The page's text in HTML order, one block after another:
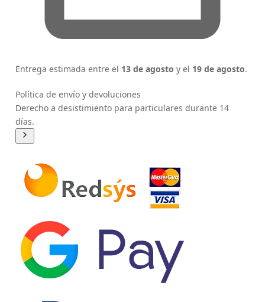
Entrega estimada entre el 13 de agosto y el 19 de agosto.
Política de envío y devoluciones
Derecho a desistimiento para particulares durante 14
días.